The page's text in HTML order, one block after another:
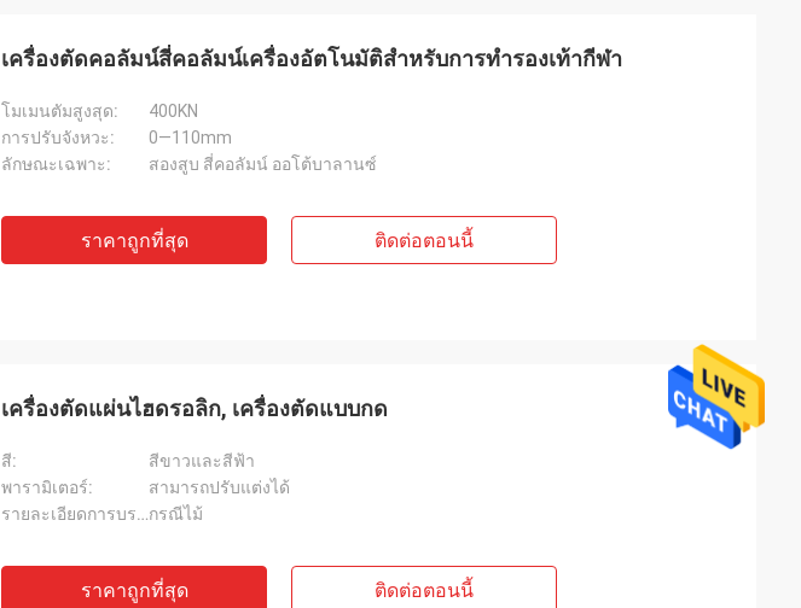
เครื่องตัดคอลัมน์สี่คอลัมน์เครื่องอัตโนมัติสำหรับการทำรองเท้ากีฬา
โมเมนตัมสูงสุด:
400KN
การปรับจังหวะ:
0—110mm
ลักษณะเฉพาะ:
สองสูบ สี่คอลัมน์ ออโต้บาลานซ์
ราคาถูกที่สุด ติดต่อตอนนี้
เครื่องตัดแผ่นไฮดรอลิก, เครื่องตัดแบบกด
สี:
สีขาวและสีฟ้า
พารามิเตอร์:
สามารถปรับแต่งได้
รายละเอียดการบรรจุ:กรณีไม้
ราคาถูกที่สุด ติดต่อตอนนี้